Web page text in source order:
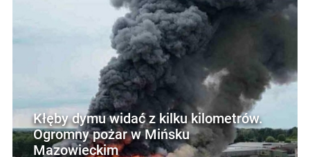
Kłęby dymu widać z kilku kilometrów.
Ogromny pożar w Mińsku
Mazowieckim